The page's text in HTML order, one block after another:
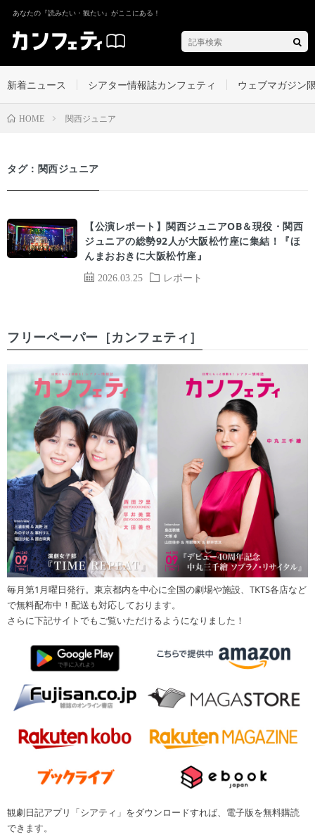
あなたの『読みたい・観たい』がここにある！
新着ニュース シアター情報誌カンフェティ ウェブマガジン
HOME 関西ジュニア
タグ：関西ジュニア
2026.03.25 レポート
【公演レポート】関西ジュニアOB＆現役・関西
ジュニアの総勢92人が大阪松竹座に集結！『ほ
んまおおきに大阪松竹座』
フリーペーパー［カンフェティ］
毎月第1月曜日発行。東京都内を中心に全国の劇場や施設、TKTS各店など
で無料配布中！配送も対応しております。
さらに下記サイトでもご覧いただけるようになりました！
観劇日記アプリ「シアティ」をダウンロードすれば、電子版を無料購読
できます。